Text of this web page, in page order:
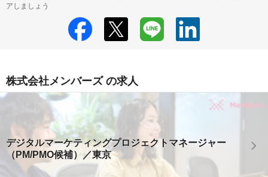
アしましょう
株式会社メンバーズ の求人
デジタルマーケティングプロジェクトマネージャー
（PM/PMO候補）／東京